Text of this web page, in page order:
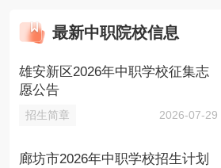
最新中职院校信息
雄安新区2026年中职学校征集志
愿公告
招生简章 2026-07-29
廊坊市2026年中职学校招生计划